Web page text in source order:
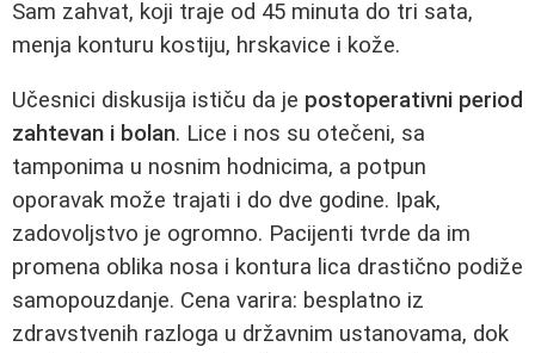
Sam zahvat, koji traje od 45 minuta do tri sata,
menja konturu kostiju, hrskavice i kože.
Učesnici diskusija ističu da je postoperativni period
zahtevan i bolan. Lice i nos su otečeni, sa
tamponima u nosnim hodnicima, a potpun
oporavak može trajati i do dve godine. Ipak,
zadovoljstvo je ogromno. Pacijenti tvrde da im
promena oblika nosa i kontura lica drastično podiže
samopouzdanje. Cena varira: besplatno iz
zdravstvenih razloga u državnim ustanovama, dok